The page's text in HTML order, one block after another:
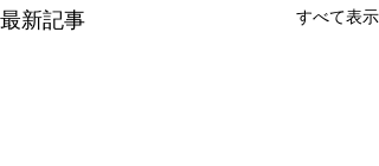
最新記事 すべて表示